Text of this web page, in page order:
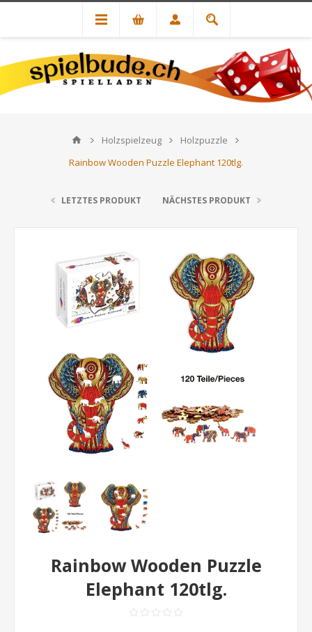
Holzspielzeug
Holzpuzzle
Rainbow Wooden Puzzle Elephant 120tlg.
LETZTES PRODUKT NÄCHSTES PRODUKT
Rainbow Wooden Puzzle
Elephant 120tlg.